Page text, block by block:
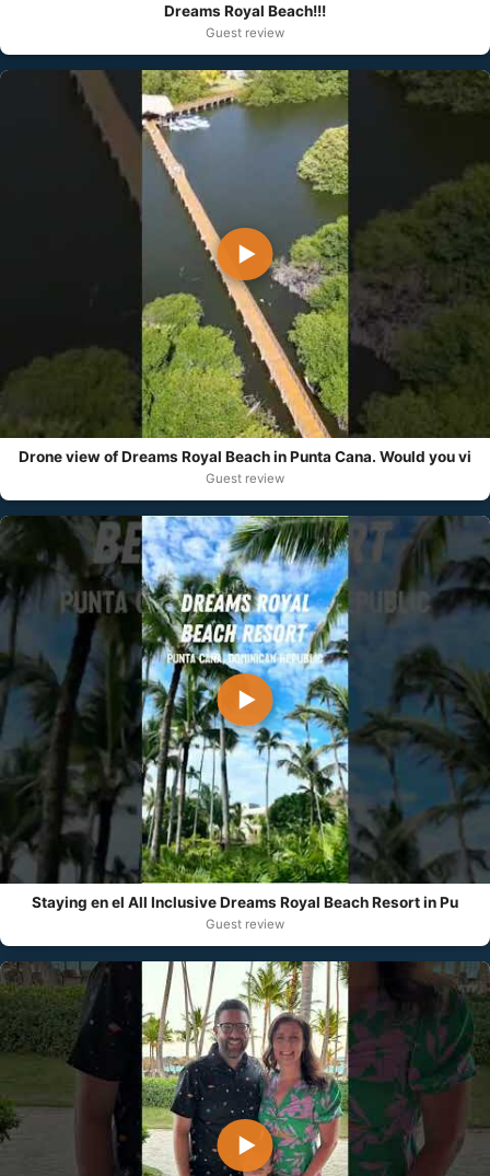
Dreams Royal Beach!!!
Guest review
▶
Drone view of Dreams Royal Beach in Punta Cana. Would you vi
Guest review
▶
Staying en el All Inclusive Dreams Royal Beach Resort in Pu
Guest review
▶